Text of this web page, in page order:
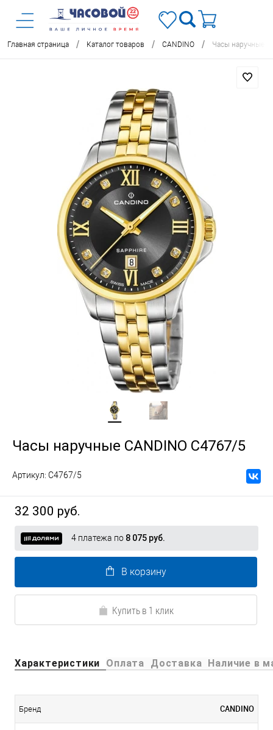
Главная страница / Каталог товаров / CANDINO / Часы наручные
Часы наручные CANDINO C4767/5
Артикул: C4767/5
32 300 руб.
4 платежа по 8 075 руб.
В корзину
Купить в 1 клик
Характеристики Оплата Доставка Наличие в
Бренд CANDINO